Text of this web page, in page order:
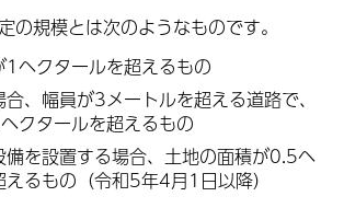
の規模とは次のようなものです。
1ヘクタールを超えるもの
、幅員が3メートルを超える道路で、
クタールを超えるもの
備を設置する場合、土地の面積が0.5ヘ
るもの（令和5年4月1日以降）